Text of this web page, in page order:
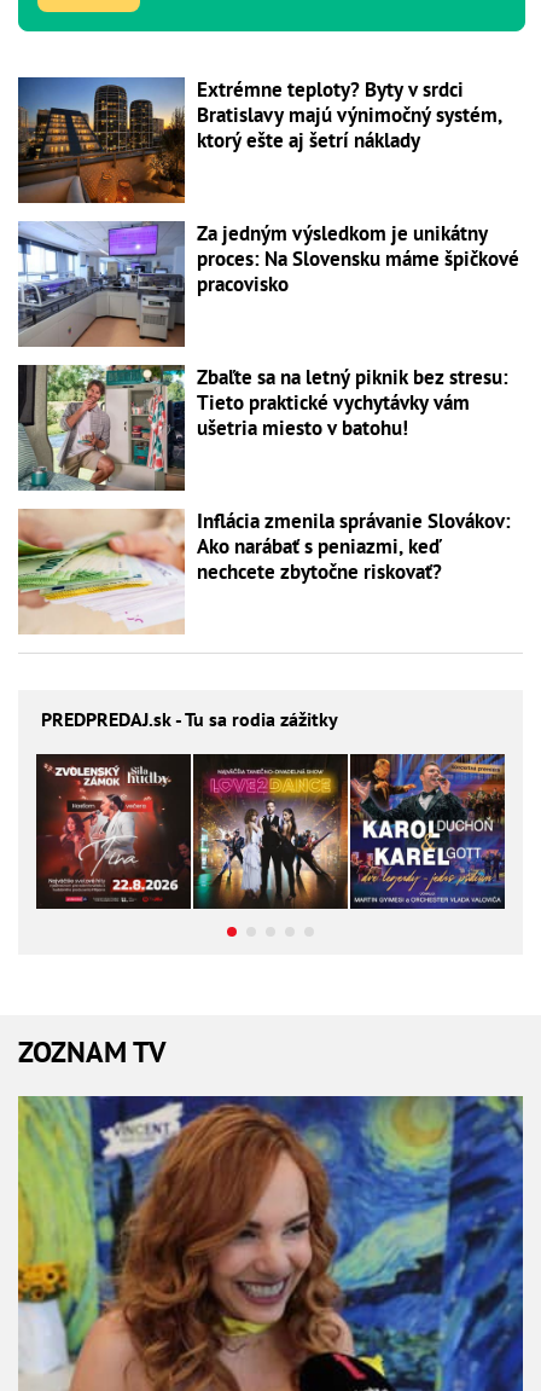
Extrémne teploty? Byty v srdci
Bratislavy majú výnimočný systém,
ktorý ešte aj šetrí náklady
Za jedným výsledkom je unikátny
proces: Na Slovensku máme špičkové
pracovisko
Zbaľte sa na letný piknik bez stresu:
Tieto praktické vychytávky vám
ušetria miesto v batohu!
Inflácia zmenila správanie Slovákov:
Ako narábať s peniazmi, keď
nechcete zbytočne riskovať?
PREDPREDAJ.sk - Tu sa rodia zážitky
ZOZNAM TV